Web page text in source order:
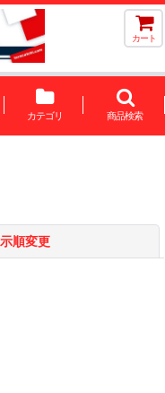
カート
カテゴリ 商品検索
順変更